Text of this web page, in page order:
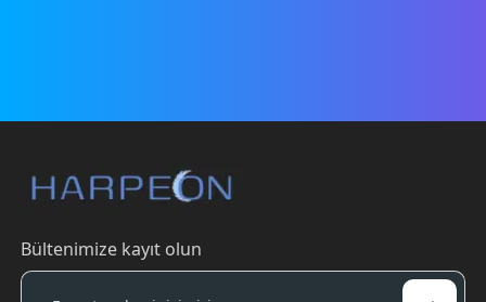
Bültenimize kayıt olun